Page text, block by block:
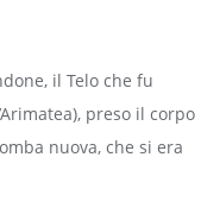
il Telo che fu
preso il corpo
nuova, che si era